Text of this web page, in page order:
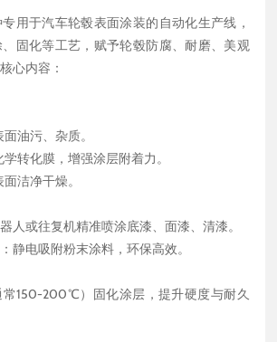
用于汽车轮毂表面涂装的自动化生产线，
固化等工艺，赋予轮毂防腐、耐磨、美观
心内容：
油污、杂质。
转化膜，增强涂层附着力。
洁净干燥。
人或往复机精准喷涂底漆、面漆、清漆。
静电吸附粉末涂料，环保高效。
常150-200℃）固化涂层，提升硬度与耐久